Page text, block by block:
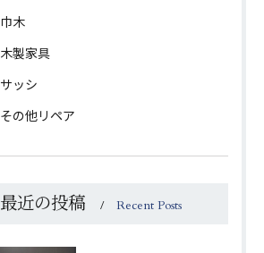
巾木
木製家具
サッシ
その他リペア
最近の投稿 Recent Posts